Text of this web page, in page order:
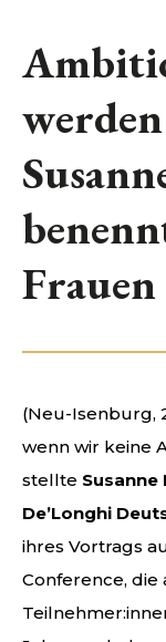
KONTAKT
Frauen
(Neu-Isenburg,
wenn wir keine
stellte
De’Longhi
ihres Vortrags
Conference, die